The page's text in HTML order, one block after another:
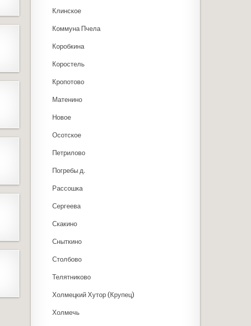
Клинское
Коммуна Пчела
Коробкина
Коростель
Кропотово
Матенино
Новое
Осотское
Петрилово
Погребы д.
Рассошка
Сергеева
Скакино
Сныткино
Столбово
Телятниково
Холмецкий Хутор (Крупец)
Холмечь